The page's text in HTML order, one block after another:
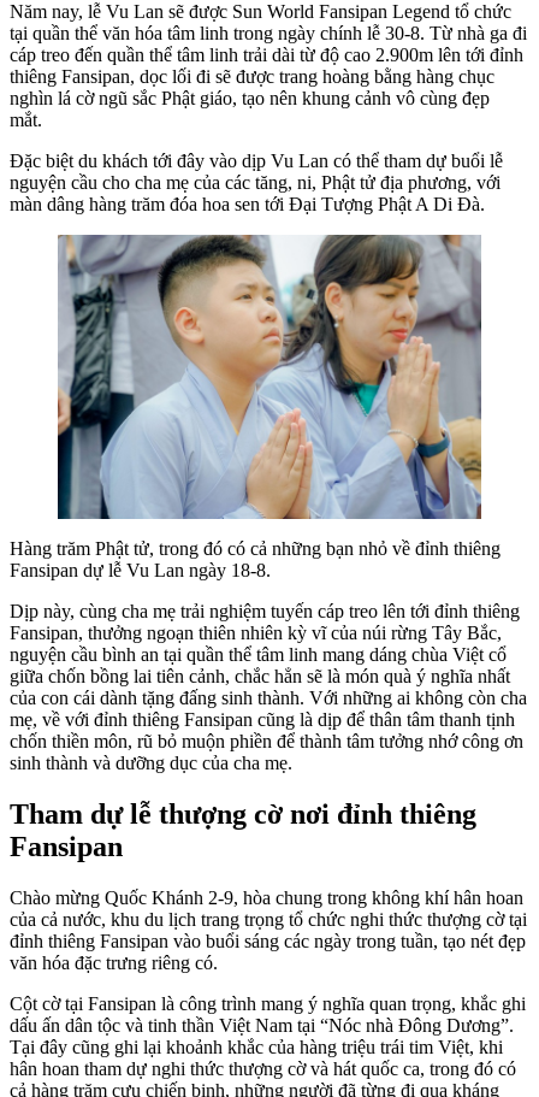
Năm nay, lễ Vu Lan sẽ được Sun World Fansipan Legend tổ chức
tại quần thể văn hóa tâm linh trong ngày chính lễ 30-8. Từ nhà ga đi
cáp treo đến quần thể tâm linh trải dài từ độ cao 2.900m lên tới đỉnh
thiêng Fansipan, dọc lối đi sẽ được trang hoàng bằng hàng chục
nghìn lá cờ ngũ sắc Phật giáo, tạo nên khung cảnh vô cùng đẹp
mắt.
Đặc biệt du khách tới đây vào dịp Vu Lan có thể tham dự buổi lễ
nguyện cầu cho cha mẹ của các tăng, ni, Phật tử địa phương, với
màn dâng hàng trăm đóa hoa sen tới Đại Tượng Phật A Di Đà.
Hàng trăm Phật tử, trong đó có cả những bạn nhỏ về đỉnh thiêng
Fansipan dự lễ Vu Lan ngày 18-8.
Dịp này, cùng cha mẹ trải nghiệm tuyến cáp treo lên tới đỉnh thiêng
Fansipan, thưởng ngoạn thiên nhiên kỳ vĩ của núi rừng Tây Bắc,
nguyện cầu bình an tại quần thể tâm linh mang dáng chùa Việt cổ
giữa chốn bồng lai tiên cảnh, chắc hẳn sẽ là món quà ý nghĩa nhất
của con cái dành tặng đấng sinh thành. Với những ai không còn cha
mẹ, về với đỉnh thiêng Fansipan cũng là dịp để thân tâm thanh tịnh
chốn thiền môn, rũ bỏ muộn phiền để thành tâm tưởng nhớ công ơn
sinh thành và dưỡng dục của cha mẹ.
Tham dự lễ thượng cờ nơi đỉnh thiêng
Fansipan
Chào mừng Quốc Khánh 2-9, hòa chung trong không khí hân hoan
của cả nước, khu du lịch trang trọng tổ chức nghi thức thượng cờ tại
đỉnh thiêng Fansipan vào buổi sáng các ngày trong tuần, tạo nét đẹp
văn hóa đặc trưng riêng có.
Cột cờ tại Fansipan là công trình mang ý nghĩa quan trọng, khắc ghi
dấu ấn dân tộc và tinh thần Việt Nam tại “Nóc nhà Đông Dương”.
Tại đây cũng ghi lại khoảnh khắc của hàng triệu trái tim Việt, khi
hân hoan tham dự nghi thức thượng cờ và hát quốc ca, trong đó có
cả hàng trăm cựu chiến binh, những người đã từng đi qua kháng